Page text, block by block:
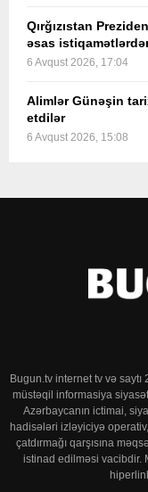
Qırğızıstan
əsas
6 Avqust 2026, 17:04
Alimlər Günəşin
etdilər
6 Avqust 2026, 15:08
Bugun.tv internet tv və
müstəqil informasiya
Azərbaycanın ictimai,
hadisələri izləyiciyə
çatdırmağı qarşısına
istinad edilməsi vacibdir.